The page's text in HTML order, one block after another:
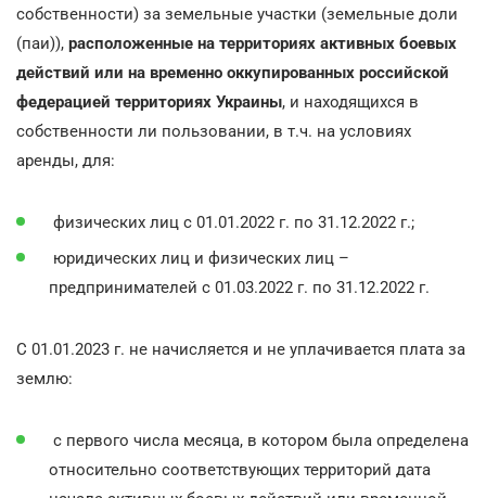
собственности) за земельные участки (земельные доли
(паи)), расположенные на территориях активных боевых
действий или на временно оккупированных российской
федерацией территориях Украины, и находящихся в
собственности ли пользовании, в т.ч. на условиях
аренды, для:
физических лиц с 01.01.2022 г. по 31.12.2022 г.;
юридических лиц и физических лиц –
предпринимателей с 01.03.2022 г. по 31.12.2022 г.
С 01.01.2023 г. не начисляется и не уплачивается плата за
землю:
с первого числа месяца, в котором была определена
относительно соответствующих территорий дата